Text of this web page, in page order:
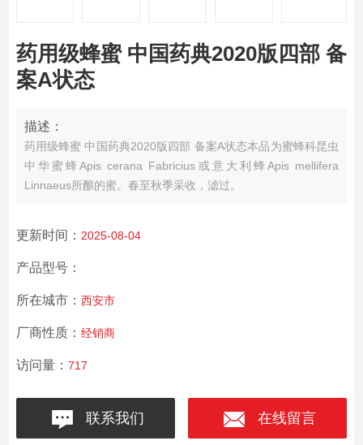
药用级蜂蜜 中国药典2020版四部 备
案A状态
描述：
药用级蜂蜜 中国药典2020版四部 备案A状态本品为蜜蜂科昆虫
中华蜜蜂Apis cerana Fabricius或意大利蜂Apis mellifera
Linnaeus所酿的蜜。春至秋季采收，滤过。
更新时间： 2025-08-04
产品型号：
所在城市： 西安市
厂商性质： 经销商
访问量： 717
联系我们 在线留言